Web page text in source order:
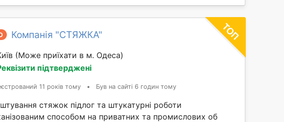
Компанія "СТЯЖКА"
(Може приїхати в м. Одеса)
підтверджені
11 років тому • Був на сайті 6 годин тому
стяжок підлог та штукатурні роботи
способом на приватних та промислових об